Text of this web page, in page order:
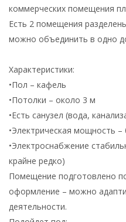
коммерческих помещения
Есть 2 помещения
можно объединить в одно
Характеристики:
•Пол – кафель
•Потолки – около 3 м
•Есть санузел (вода,
•Электрическая мощность
•Электроснабжение
крайне редко)
Помещение подготовлено
оформление – можно
деятельности.